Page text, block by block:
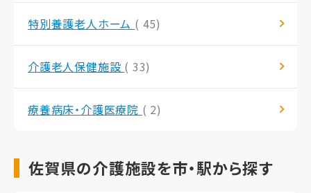
特別養護老人ホーム ( 45)
介護老人保健施設 ( 33)
療養病床・介護医療院 ( 2)
佐賀県の介護施設を市・駅から探す